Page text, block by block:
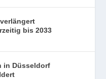
bis 2033
in Düsseldorf